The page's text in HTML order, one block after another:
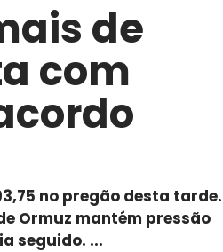
de
com
no pregão desta tarde.
Ormuz mantém pressão
seguido. ...